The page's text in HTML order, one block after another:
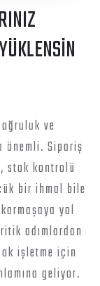
ve
önemli. Sipariş
stok kontrolü
bir ihmal bile
yol
adımlardan
işletme için
geliyor.